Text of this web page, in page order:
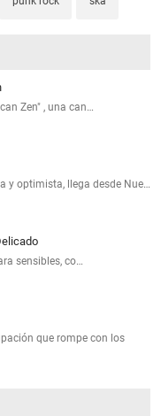
Zen" , una can…
y optimista, llega desde Nue…
sensibles, co…
que rompe con los